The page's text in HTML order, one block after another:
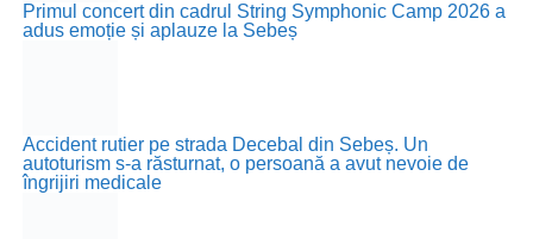
Primul concert din cadrul String Symphonic Camp 2026 a
adus emoție și aplauze la Sebeș
Accident rutier pe strada Decebal din Sebeș. Un
autoturism s-a răsturnat, o persoană a avut nevoie de
îngrijiri medicale